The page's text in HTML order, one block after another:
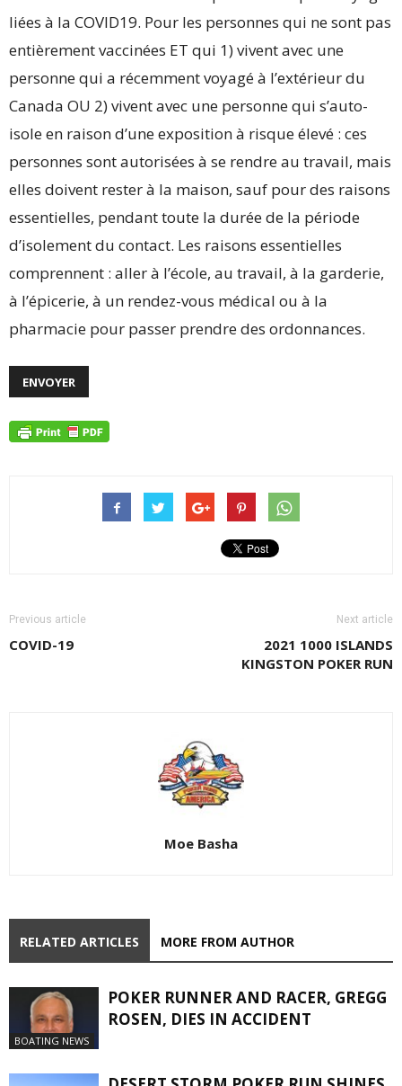
liées à la COVID19. Pour les personnes qui ne sont pas
entièrement vaccinées ET qui 1) vivent avec une
personne qui a récemment voyagé à l’extérieur du
Canada OU 2) vivent avec une personne qui s’auto-
isole en raison d’une exposition à risque élevé : ces
personnes sont autorisées à se rendre au travail, mais
elles doivent rester à la maison, sauf pour des raisons
essentielles, pendant toute la durée de la période
d’isolement du contact. Les raisons essentielles
comprennent : aller à l’école, au travail, à la garderie,
à l’épicerie, à un rendez-vous médical ou à la
pharmacie pour passer prendre des ordonnances.
Previous article
COVID-19
Next article
2021 1000 ISLANDS
KINGSTON POKER RUN
Moe Basha
RELATED ARTICLES MORE FROM AUTHOR
BOATING NEWS
POKER RUNNER AND RACER, GREGG
ROSEN, DIES IN ACCIDENT